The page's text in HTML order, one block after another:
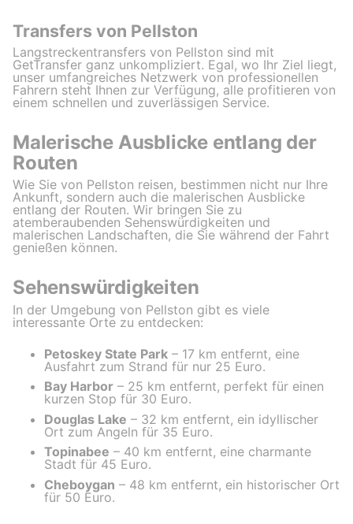
Transfers von Pellston
Langstreckentransfers von Pellston sind mit
GetTransfer ganz unkompliziert. Egal, wo Ihr Ziel liegt,
unser umfangreiches Netzwerk von professionellen
Fahrern steht Ihnen zur Verfügung, alle profitieren von
einem schnellen und zuverlässigen Service.
Malerische Ausblicke entlang der
Routen
Wie Sie von Pellston reisen, bestimmen nicht nur Ihre
Ankunft, sondern auch die malerischen Ausblicke
entlang der Routen. Wir bringen Sie zu
atemberaubenden Sehenswürdigkeiten und
malerischen Landschaften, die Sie während der Fahrt
genießen können.
Sehenswürdigkeiten
In der Umgebung von Pellston gibt es viele
interessante Orte zu entdecken:
Petoskey State Park – 17 km entfernt, eine
Ausfahrt zum Strand für nur 25 Euro.
Bay Harbor – 25 km entfernt, perfekt für einen
kurzen Stop für 30 Euro.
Douglas Lake – 32 km entfernt, ein idyllischer
Ort zum Angeln für 35 Euro.
Topinabee – 40 km entfernt, eine charmante
Stadt für 45 Euro.
Cheboygan – 48 km entfernt, ein historischer Ort
für 50 Euro.